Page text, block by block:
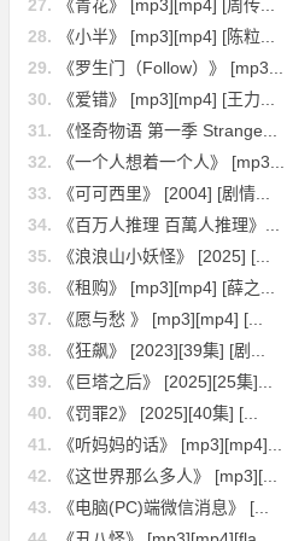
27.
《青花》 [mp3][mp4] [周传...
28.
《小半》 [mp3][mp4] [陈粒...
29.
《罗生门（Follow）》 [mp3...
30.
《爱错》 [mp3][mp4] [王力...
31.
《怪奇物语 第一季 Strange...
32.
《一个人想着一个人》 [mp3...
33.
《可可西里》 [2004] [剧情...
34.
《百万人推理 百萬人推理》...
35.
《浪浪山小妖怪》 [2025] [...
36.
《租购》 [mp3][mp4] [薛之...
37.
《愿与愁 》 [mp3][mp4] [...
38.
《狂飙》 [2023][39集] [剧...
39.
《巨塔之后》 [2025][25集]...
40.
《罚罪2》 [2025][40集] [...
41.
《听妈妈的话》 [mp3][mp4]...
42.
《这世界那么多人》 [mp3][...
43.
《电脑(PC)端微信消息》 [...